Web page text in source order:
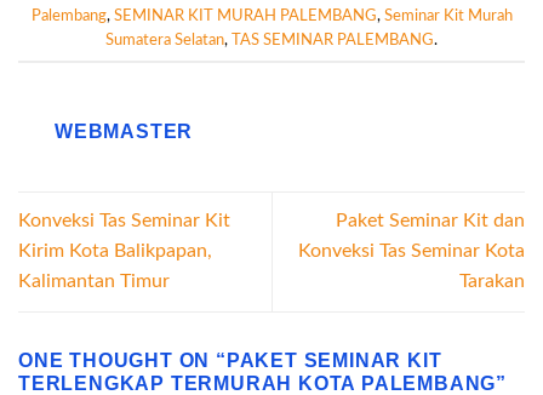
Palembang, SEMINAR KIT MURAH PALEMBANG, Seminar Kit Murah
Sumatera Selatan, TAS SEMINAR PALEMBANG.
WEBMASTER
Konveksi Tas Seminar Kit
Kirim Kota Balikpapan,
Kalimantan Timur
Paket Seminar Kit dan
Konveksi Tas Seminar Kota
Tarakan
ONE THOUGHT ON “ PAKET SEMINAR KIT
TERLENGKAP TERMURAH KOTA PALEMBANG”